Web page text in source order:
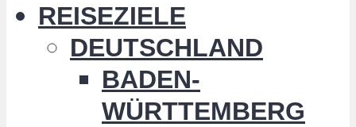
REISEZIELE
DEUTSCHLAND
BADEN-
WÜRTTEMBERG